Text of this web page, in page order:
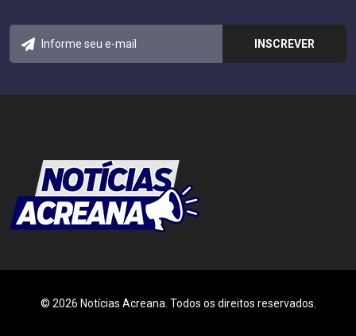
© 2026 Notícias Acreana. Todos os direitos reservados.